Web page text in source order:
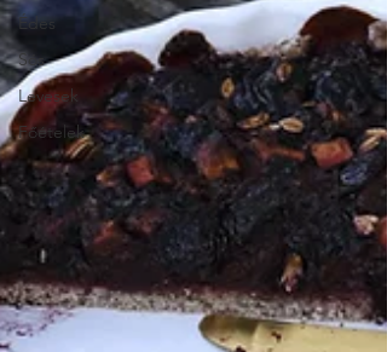
Édes
Sós
Levesek
Főételek